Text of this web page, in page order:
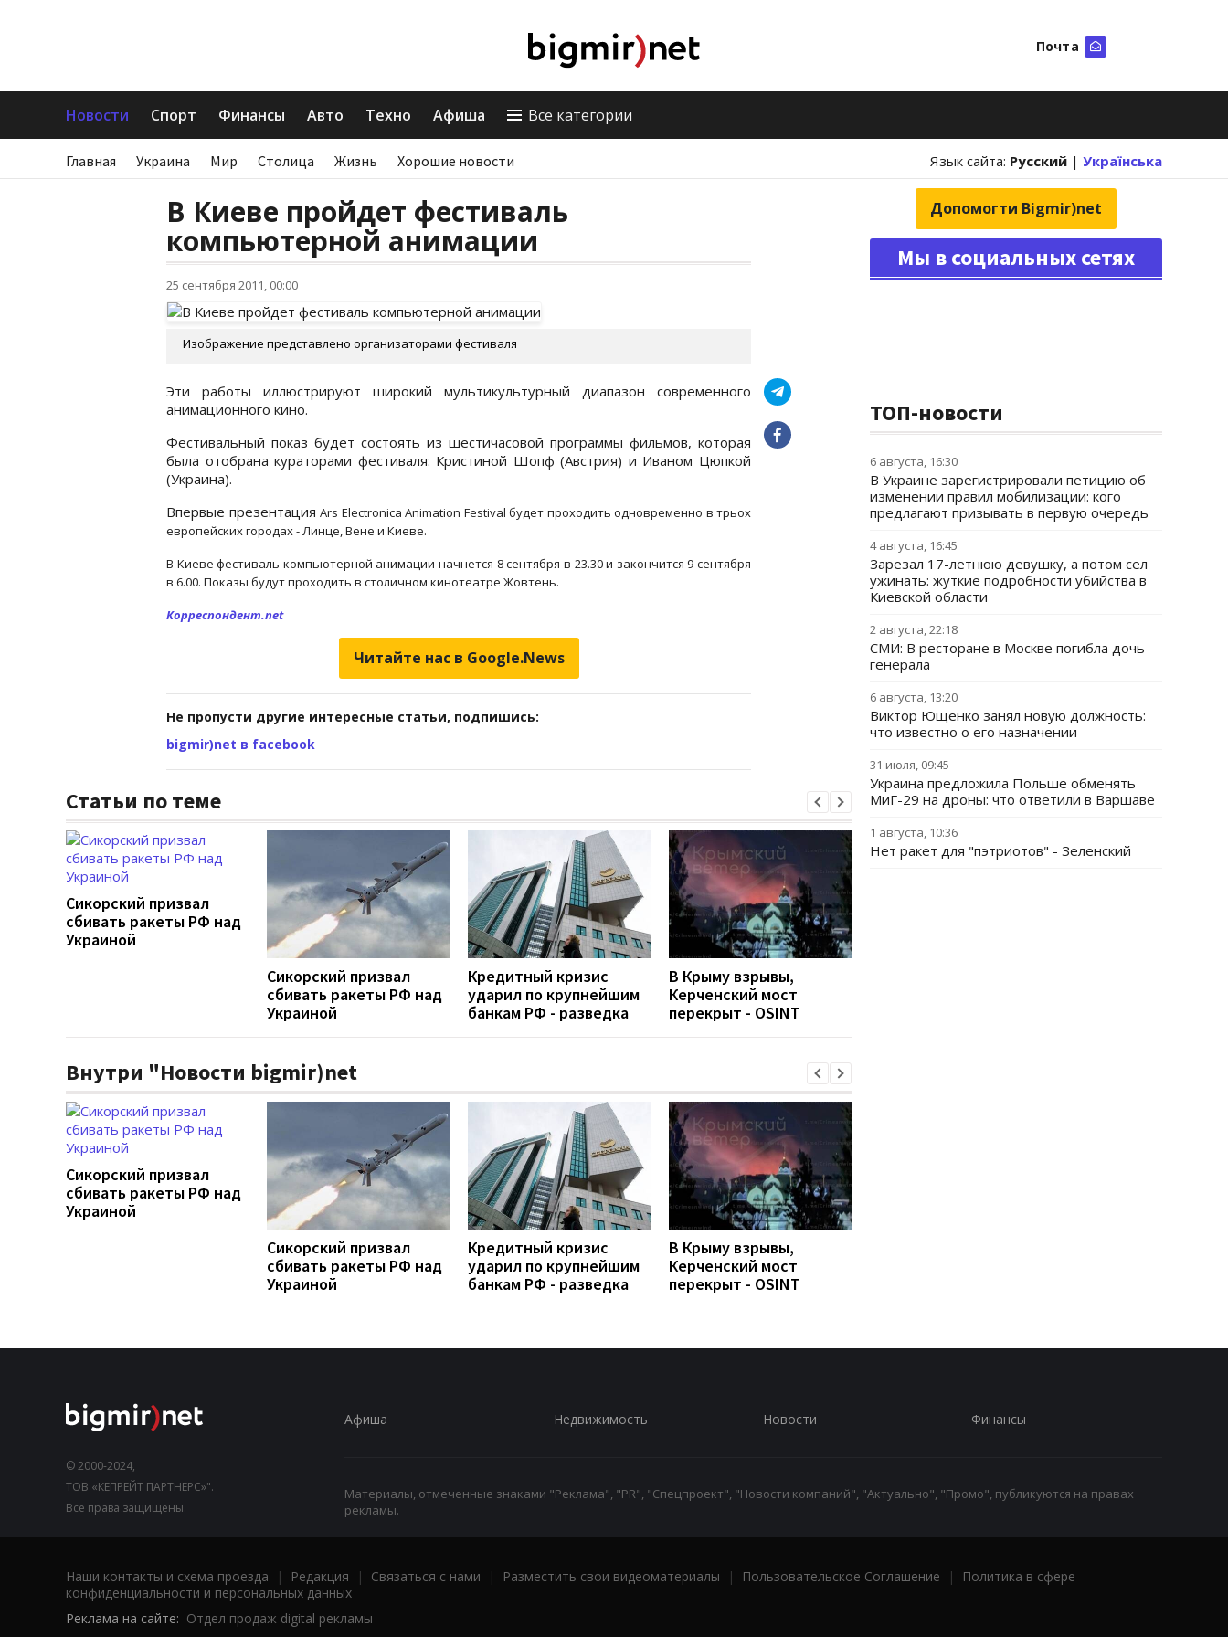
Почта
Новости Спорт Финансы Авто Техно Афиша Все категории
Главная Украина Мир Столица Жизнь Хорошие новости Язык сайта: Русский | Українська
В Киеве пройдет фестиваль
компьютерной анимации
25 сентября 2011, 00:00
Изображение представлено организаторами фестиваля
Эти работы иллюстрируют широкий мультикультурный диапазон современного
анимационного кино.
Фестивальный показ будет состоять из шестичасовой программы фильмов, которая
была отобрана кураторами фестиваля: Кристиной Шопф (Австрия) и Иваном Цюпкой
(Украина).
Впервые презентация Ars Electronica Animatiоn Festival будет проходить одновременно в трьох
европейских городах - Линце, Вене и Киеве.
В Киеве фестиваль компьютерной анимации начнется 8 сентября в 23.30 и закончится 9 сентября
в 6.00. Показы будут проходить в столичном кинотеатре Жовтень.
Корреспондент.net
Читайте нас в Google.News
Не пропусти другие интересные статьи, подпишись:
bigmir)net в facebook
Статьи по теме
Сикорский призвал
сбивать ракеты РФ над
Украиной
Сикорский призвал
сбивать ракеты РФ над
Украиной
Кредитный кризис
ударил по крупнейшим
банкам РФ - разведка
В Крыму взрывы,
Керченский мост
перекрыт - OSINT
Внутри "Новости bigmir)net
Сикорский призвал
сбивать ракеты РФ над
Украиной
Сикорский призвал
сбивать ракеты РФ над
Украиной
Кредитный кризис
ударил по крупнейшим
банкам РФ - разведка
В Крыму взрывы,
Керченский мост
перекрыт - OSINT
Допомогти Bigmir)net
Мы в социальных сетях
ТОП-новости
6 августа, 16:30
В Украине зарегистрировали петицию об
изменении правил мобилизации: кого
предлагают призывать в первую очередь
4 августа, 16:45
Зарезал 17-летнюю девушку, а потом сел
ужинать: жуткие подробности убийства в
Киевской области
2 августа, 22:18
СМИ: В ресторане в Москве погибла дочь
генерала
6 августа, 13:20
Виктор Ющенко занял новую должность:
что известно о его назначении
31 июля, 09:45
Украина предложила Польше обменять
МиГ-29 на дроны: что ответили в Варшаве
1 августа, 10:36
Нет ракет для "пэтриотов" - Зеленский
© 2000-2024,
ТОВ «КЕПРЕЙТ ПАРТНЕРС»".
Все права защищены.
Афиша Недвижимость Новости Финансы
Материалы, отмеченные знаками "Реклама", "PR", "Спецпроект", "Новости компаний", "Актуально", "Промо", публикуются на правах
рекламы.
Наши контакты и схема проезда | Редакция | Связаться с нами | Разместить свои видеоматериалы | Пользовательское Соглашение |
Политика в сфере
конфиденциальности и персональных данных
Реклама на сайте: Отдел продаж digital рекламы